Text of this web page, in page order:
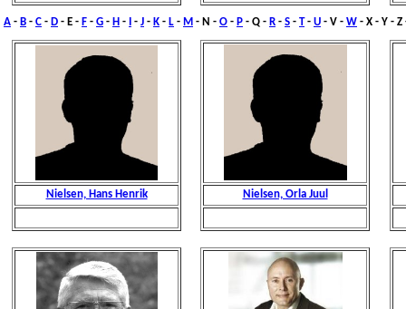
A - B - C - D - E - F - G - H - - J - K - L - M - N - O - P - Q - R - S - T- U - V - W - X - Y -
Nielsen, Hans Henrik Nielsen, Orla Juul